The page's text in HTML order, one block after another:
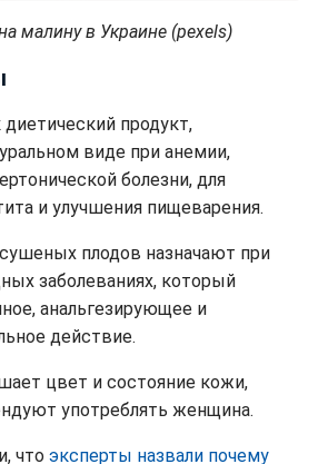
малину в Украине (pexels)
продукт,
виде при анемии,
болезни, для
и улучшения пищеварения.
плодов назначают при
заболеваниях, который
анальгезирующее и
действие.
цвет и состояние кожи,
употреблять женщина.
что эксперты назвали почему